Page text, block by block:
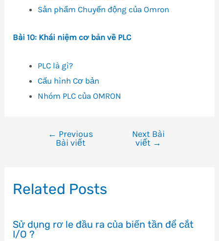
Sản phẩm Chuyển động của Omron
Bài 10: Khái niệm cơ bản về PLC
PLC là gì?
Cấu hình Cơ bản
Nhóm PLC của OMRON
viết
← Previous
Bài viết
Next Bài
viết →
Related Posts
Sử dụng rơ le đầu ra của biến tần để cắt
I/O ?